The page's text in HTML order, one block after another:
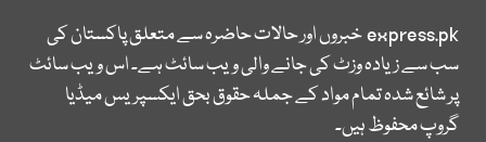
express.pkخبروں اور حالات حاضرہ سے متعلق پاکستان کی
سب سے زیادہ وزٹ کی جانے والی ویب سائٹ ہے۔ اس ویب سائٹ
پر شائع شدہ تمام مواد کے جملہ حقوق بحق ایکسپریس میڈیا
گروپ محفوظ ہیں۔